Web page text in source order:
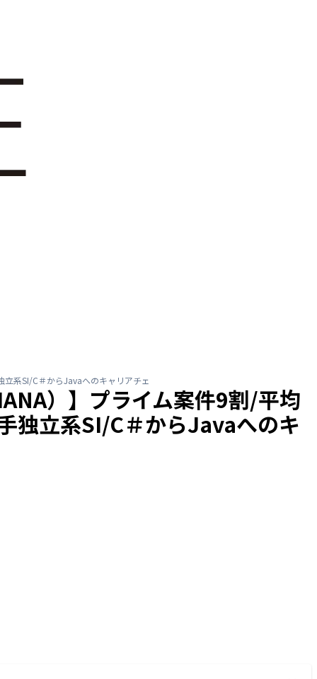
系SI/C＃からJavaへのキャリアチェ
）】プライム案件9割/平均
独立系SI/C＃からJavaへのキ